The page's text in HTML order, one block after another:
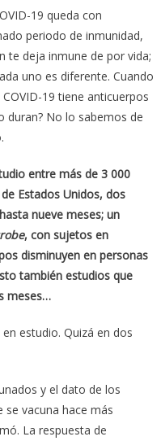
19 queda con
periodo de inmunidad,
te deja inmune de por vida;
uno es diferente. Cuando
19 tiene anticuerpos
duran? No lo sabemos de
entre más de 3 000
Estados Unidos, dos
nueve meses; un
, con sujetos en
disminuyen en personas
también estudios que
meses…
estudio. Quizá en dos
y el dato de los
se vacuna hace más
La respuesta de